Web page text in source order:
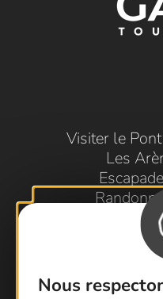
Nous
Visiter le
Les